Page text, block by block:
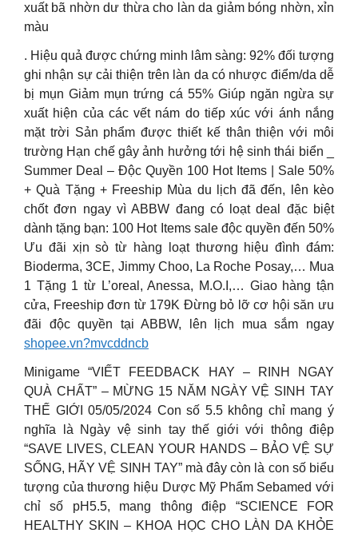
xuất bã nhờn dư thừa cho làn da giảm bóng nhờn, xỉn
màu
. Hiệu quả được chứng minh lâm sàng: 92% đối tượng
ghi nhận sự cải thiện trên làn da có nhược điểm/da dễ
bị mụn Giảm mụn trứng cá 55% Giúp ngăn ngừa sự
xuất hiện của các vết nám do tiếp xúc với ánh nắng
mặt trời Sản phẩm được thiết kế thân thiện với môi
trường Hạn chế gây ảnh hưởng tới hệ sinh thái biển _
Summer Deal – Độc Quyền 100 Hot Items | Sale 50%
+ Quà Tặng + Freeship Mùa du lịch đã đến, lên kèo
chốt đơn ngay vì ABBW đang có loạt deal đặc biệt
dành tặng bạn: 100 Hot Items sale độc quyền đến 50%
Ưu đãi xịn sò từ hàng loạt thương hiệu đình đám:
Bioderma, 3CE, Jimmy Choo, La Roche Posay,… Mua
1 Tặng 1 từ L’oreal, Anessa, M.O.I,… Giao hàng tận
cửa, Freeship đơn từ 179K Đừng bỏ lỡ cơ hội săn ưu
đãi độc quyền tại ABBW, lên lịch mua sắm ngay
shopee.vn?mvcddncb
Minigame “VIẾT FEEDBACK HAY – RINH NGAY
QUÀ CHẤT” – MỪNG 15 NĂM NGÀY VỆ SINH TAY
THẾ GIỚI 05/05/2024 Con số 5.5 không chỉ mang ý
nghĩa là Ngày vệ sinh tay thế giới với thông điệp
“SAVE LIVES, CLEAN YOUR HANDS – BẢO VỆ SỰ
SỐNG, HÃY VỆ SINH TAY” mà đây còn là con số biểu
tượng của thương hiệu Dược Mỹ Phẩm Sebamed với
chỉ số pH5.5, mang thông điệp “SCIENCE FOR
HEALTHY SKIN – KHOA HỌC CHO LÀN DA KHỎE